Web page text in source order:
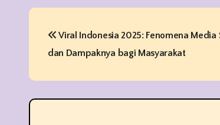
P
t
Viral Indonesia 2025: Fenomena Media
dan Dampaknya bagi Masyarakat